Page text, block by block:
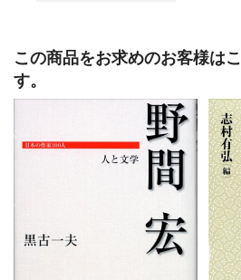
この商品をお求めのお客様は
す。